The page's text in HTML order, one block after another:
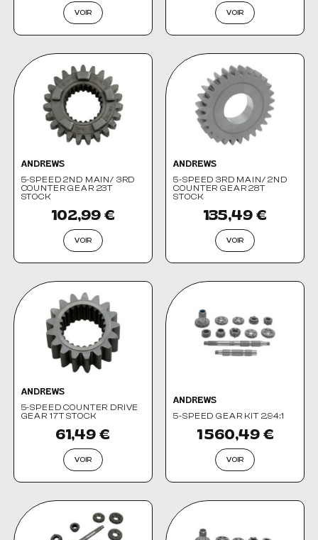
VOIR VOIR
ANDREWS
5-SPEED 2ND MAIN/ 3RD
COUNTER GEAR 23T
STOCK
102,99 €
VOIR
ANDREWS
5-SPEED 3RD MAIN/ 2ND
COUNTER GEAR 28T
STOCK
135,49 €
VOIR
ANDREWS
5-SPEED COUNTER DRIVE
GEAR 17T STOCK
61,49 €
VOIR
ANDREWS
5-SPEED GEAR KIT 2.94:1
1 560,49 €
VOIR